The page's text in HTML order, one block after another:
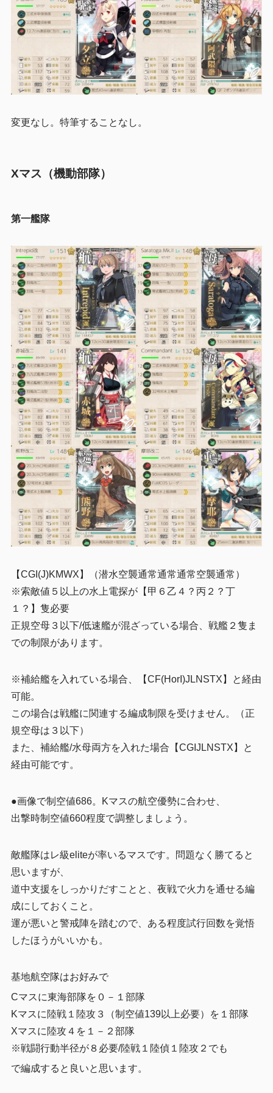
変更なし。特筆することなし。
Xマス（機動部隊）
第一艦隊
【CGI(J)KMWX】（潜水空襲通常通常通常空襲通常）
※索敵値５以上の水上電探が【甲６乙４？丙２？丁
１？】隻必要
正規空母３以下/低速艦が混ざっている場合、戦艦２隻ま
での制限があります。
※補給艦を入れている場合、【CF(HorI)JLNSTX】と経由
可能。
この場合は戦艦に関連する編成制限を受けません。（正
規空母は３以下）
また、補給艦/水母両方を入れた場合【CGIJLNSTX】と
経由可能です。
●画像で制空値686。Kマスの航空優勢に合わせ、
出撃時制空値660程度で調整しましょう。
敵艦隊はレ級eliteが率いるマスです。問題なく勝てると
思いますが、
道中支援をしっかりだすことと、夜戦で火力を通せる編
成にしておくこと。
運が悪いと警戒陣を踏むので、ある程度試行回数を覚悟
したほうがいいかも。
基地航空隊はお好みで
Cマスに東海部隊を０－１部隊
Kマスに陸戦１陸攻３（制空値139以上必要）を１部隊
Xマスに陸攻４を１－２部隊
※戦闘行動半径が８必要/陸戦１陸偵１陸攻２でも
で編成すると良いと思います。